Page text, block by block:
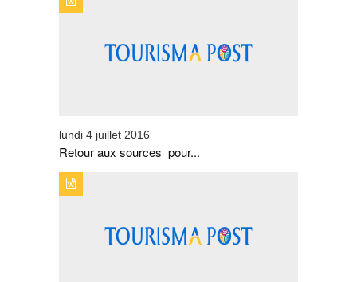
lundi 4 juillet 2016
Retour aux sources pour...
FÉDÉRATION